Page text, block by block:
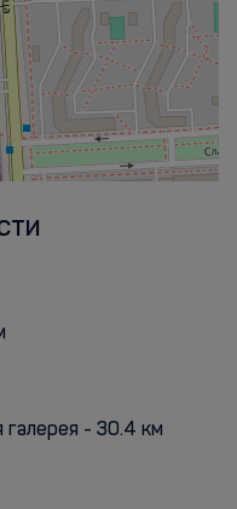
галерея - 30.4 км